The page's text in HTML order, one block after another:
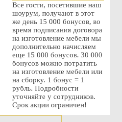
Все гости, посетившие наш
шоурум, получают в этот
же день 15 000 бонусов, во
время подписания договора
на изготовление мебели мы
дополнительно начисляем
еще 15 000 бонусов. 30 000
бонусов можно потратить
на изготовление мебели или
на сборку. 1 бонус = 1
рубль. Подробности
уточняйте у сотрудников.
Срок акции ограничен!